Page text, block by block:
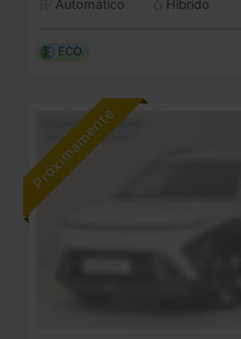
Automático
Híbrido
ECO